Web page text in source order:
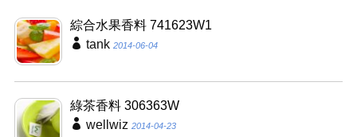
綜合水果香料 741623W1
tank 2014-06-04
綠茶香料 306363W
wellwiz 2014-04-23